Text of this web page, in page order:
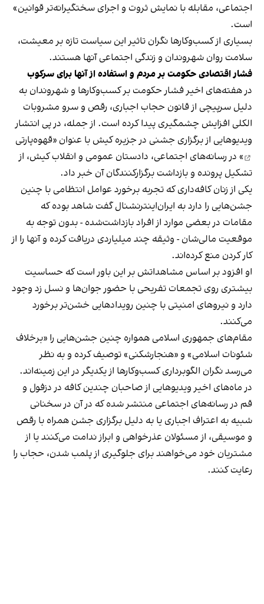
اجتماعی، مقابله با نمایش ثروت و اجرای سختگیرانه‌تر قوانین»
است.
بسیاری از کسب‌وکارها نگران تاثیر این سیاست‌ تازه بر معیشت،
سلامت روان شهروندان و زندگی اجتماعی آنها هستند.
فشار اقتصادی حکومت بر مردم و استفاده از آنها برای سرکوب
در هفته‌های اخیر فشار حکومت بر کسب‌وکارها و شهروندان به
دلیل سرپیچی از قانون حجاب اجباری، رقص و سرو مشروبات
الکلی افزایش چشمگیری پیدا کرده است. از جمله، در پی انتشار
ویدیوهایی از برگزاری جشنی در جزیره کیش با عنوان «قهوه‌پارتی
» در رسانه‌های اجتماعی، دادستان عمومی و انقلاب کیش، از
تشکیل پرونده و بازداشت برگزارکنندگان آن خبر داد.
یکی از زنان کافه‌داری که تجربه برخورد عوامل انتظامی با چنین
جشن‌هایی را دارد به ایران‌اینترنشنال گفت شاهد بوده که
مقامات در بعضی موارد از افراد بازداشت‌‌شده - بدون توجه به
موقعیت مالی‌شان - وثیقه چند میلیاردی دریافت کرده و آنها را از
کار کردن منع کرده‌اند.
او افزود بر اساس مشاهداتش بر این باور است که حساسیت
بیشتری روی تجمعات تفریحی با حضور جوان‌ها و نسل زد وجود
دارد و نیروهای امنیتی با چنین رویدادهایی خشن‌تر برخورد
می‌کنند.
مقام‌های جمهوری اسلامی همواره چنین جشن‌هایی را «برخلاف
شئونات اسلامی» و «هنجارشکنی» توصیف کرده و به نظر
می‌رسد نگران الگوبرداری کسب‌وکارها از یکدیگر در این زمینه‌اند.
در ماه‌های اخیر ویدیوهایی از صاحبان چندین کافه در دزفول و
قم در رسانه‌های اجتماعی منتشر شده که در آن در سخنانی
شبیه به اعتراف اجباری یا به دلیل برگزاری جشن همراه با رقص
و موسیقی، از مسئولان عذرخواهی و ابراز ندامت می‌کنند یا از
مشتریان خود می‌خواهند برای جلوگیری از پلمب شدن، حجاب را
رعایت کنند.